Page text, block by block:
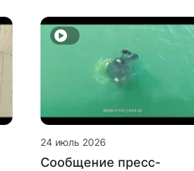
24 июль 2026
Сообщение пресс-